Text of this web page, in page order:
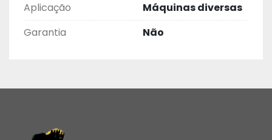
Aplicação
Máquinas diversas
Garantia
Não